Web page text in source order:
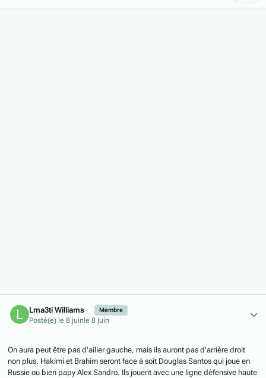
Lma3ti Williams Membre
Posté(e) le 8 juin le 8 juin
On aura peut être pas d'ailier gauche, mais ils auront pas d'arrière droit
non plus. Hakimi et Brahim seront face à soit Douglas Santos qui joue en
Russie ou bien papy Alex Sandro. Ils jouent avec une ligne défensive haute